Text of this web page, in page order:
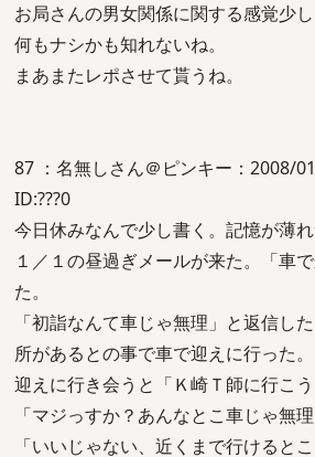
お局さんの男女関係に関する感覚少
何もナシかも知れないね。
まあまたレポさせて貰うね。
87 ：名無しさん＠ピンキー：2008/
ID:???0
今日休みなんで少し書く。記憶が薄れ
１／１の昼過ぎメールが来た。「車
た。
「初詣なんて車じゃ無理」と返信し
所があるとの事で車で迎えに行った。
迎えに行き会うと「Ｋ崎Ｔ師に行こう
「マジっすか？あんなとこ車じゃ無理
「いいじゃない、近くまで行けると